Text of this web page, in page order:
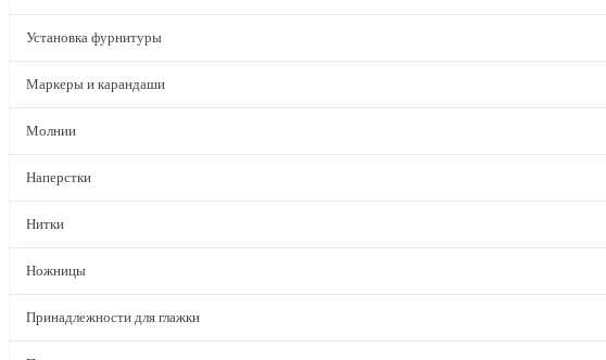
Установка фурнитуры
Маркеры и карандаши
Молнии
Наперстки
Нитки
Ножницы
Принадлежности для глажки